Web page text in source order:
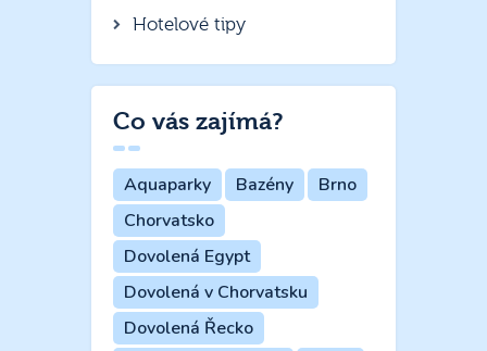
Hotelové tipy
Co vás zajímá?
Aquaparky Bazény
Brno
Chorvatsko
Dovolená Egypt
Dovolená v Chorvatsku
Dovolená Řecko